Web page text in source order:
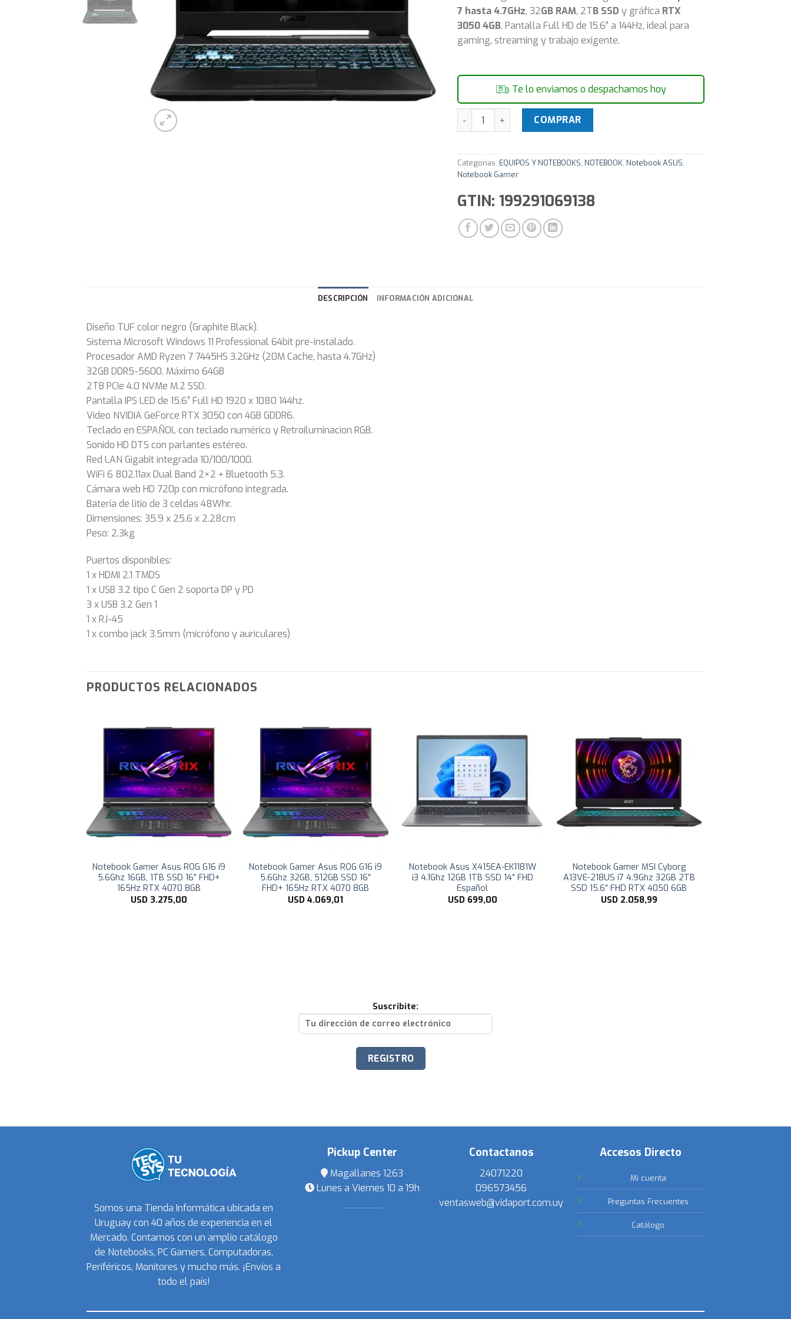
7 hasta 4.7GHz, 32GB RAM, 2TB SSD y gráfica RTX
3050 4GB. Pantalla Full HD de 15.6” a 144Hz, ideal para
gaming, streaming y trabajo exigente.
Te lo enviamos o despachamos hoy
Notebook Gamer TUF Gaming A15 Asus Ryzen 7 4.7Ghz 32GB 2TB SSD 15.6"
COMPRAR
Categorías: EQUIPOS Y NOTEBOOKS, NOTEBOOK, Notebook ASUS,
Notebook Gamer
GTIN: 199291069138
DESCRIPCIÓN INFORMACIÓN ADICIONAL
Diseño TUF color negro (Graphite Black).
Sistema Microsoft Windows 11 Professional 64bit pre-instalado.
Procesador AMD Ryzen 7 7445HS 3.2GHz (20M Cache, hasta 4.7GHz)
32GB DDR5-5600. Máximo 64GB
2TB PCIe 4.0 NVMe M.2 SSD.
Pantalla IPS LED de 15.6″ Full HD 1920 x 1080 144hz.
Video NVIDIA GeForce RTX 3050 con 4GB GDDR6.
Teclado en ESPAÑOL con teclado numérico y Retroiluminacion RGB.
Sonido HD DTS con parlantes estéreo.
Red LAN Gigabit integrada 10/100/1000.
WiFi 6 802.11ax Dual Band 2×2 + Bluetooth 5.3.
Cámara web HD 720p con micrófono integrada.
Batería de litio de 3 celdas 48Whr.
Dimensiones: 35.9 x 25.6 x 2.28cm
Peso: 2.3kg
Puertos disponibles:
1 x HDMI 2.1 TMDS
1 x USB 3.2 tipo C Gen 2 soporta DP y PD
3 x USB 3.2 Gen 1
1 x RJ-45
1 x combo jack 3.5mm (micrófono y auriculares)
PRODUCTOS RELACIONADOS
Notebook Gamer Asus ROG G16 i9
5.6Ghz 16GB, 1TB SSD 16″ FHD+
165Hz RTX 4070 8GB
USD 3.275,00
Notebook Gamer Asus ROG G16 i9
5.6Ghz 32GB, 512GB SSD 16″
FHD+ 165Hz RTX 4070 8GB
USD4.069,01
Notebook Asus X415EA-EK1181W
i3 4.1Ghz 12GB 1TB SSD 14″ FHD
Español
USD 699,00
Notebook Gamer MSI Cyborg
A13VE-218US i7 4.9Ghz 32GB 2TB
SSD 15.6″ FHD RTX 4050 6GB
USD 2.058,99
Suscribite:
Somos una Tienda Informática ubicada en
Uruguay con 40 años de experiencia en el
Mercado. Contamos con un amplio catálogo
de Notebooks, PC Gamers, Computadoras,
Periféricos, Monitores y mucho más. ¡Envíos a
todo el país!
Pickup Center
Magallanes 1263
Lunes a Viernes 10 a 19h
Contactanos
24071220
096573456
ventasweb@vidaport.com.uy
Accesos Directo
Mi cuenta
Preguntas Frecuentes
Catálogo